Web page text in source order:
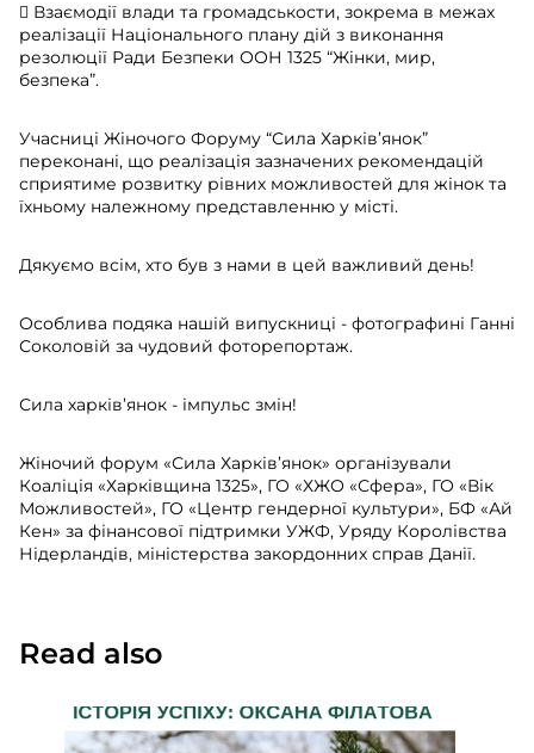
 Взаємодії влади та громадськости, зокрема в межах
реалізації Національного плану дій з виконання
резолюції Ради Безпеки ООН 1325 “Жінки, мир,
безпека”.
Учасниці Жіночого Форуму “Сила Харків’янок”
переконані, що реалізація зазначених рекомендацій
сприятиме розвитку рівних можливостей для жінок та
їхньому належному представленню у місті.
Дякуємо всім, хто був з нами в цей важливий день!
Особлива подяка нашій випускниці - фотографині Ганні
Соколовій за чудовий фоторепортаж.
Сила харків’янок - імпульс змін!
Жіночий форум «Сила Харків’янок» організували
Коаліція «Харківщина 1325», ГО «ХЖО «Сфера», ГО «Вік
Можливостей», ГО «Центр гендерної культури», БФ «Ай
Кен» за фінансової підтримки УЖФ, Уряду Королівства
Нідерландів, міністерства закордонних справ Данії.
Read also